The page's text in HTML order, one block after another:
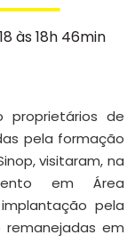
às 18h 46min
proprietários de
pela formação
visitaram, na
em Área
pela
remanejadas em